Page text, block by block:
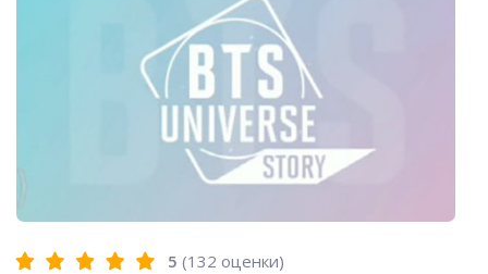
5 (132 оценки)